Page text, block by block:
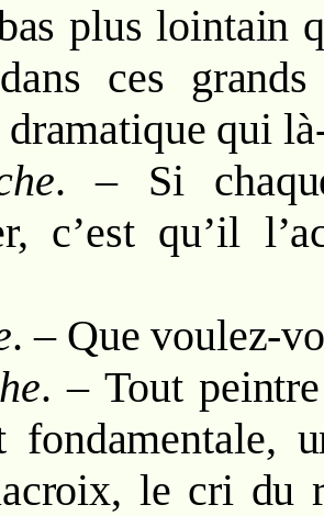
plus lointain
ces
qui
. – Si
c’est qu’il
. – Que voulez-
. – Tout
fondamentale,
le cri du